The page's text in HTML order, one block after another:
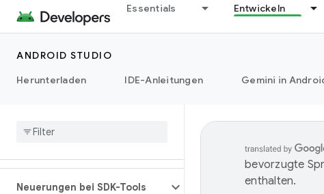
Essentials Entwickeln
ANDROID STUDIO
Herunterladen
IDE-Anleitungen Gemini in
Neuerungen bei SDK-Tools
bevorzugte
enthalten.